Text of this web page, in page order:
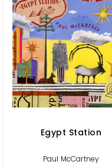
Egypt Station
Paul McCartney